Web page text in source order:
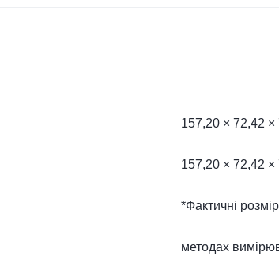
157,20 × 72,42
157,20 × 72,42
*Фактичні
методах